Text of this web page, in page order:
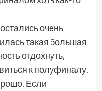
очень
такая большая
отдохнуть,
к полуфиналу.
Если